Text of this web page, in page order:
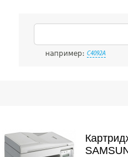
например: C4092A